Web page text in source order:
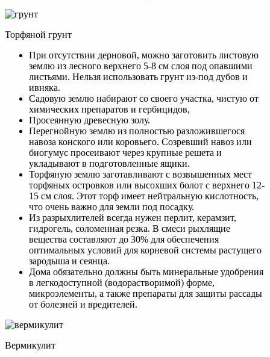
Торфяной грунт
При отсутствии дерновой, можно заготовить листовую
землю из лесного верхнего 5-8 см слоя под опавшими
листьями. Нельзя использовать грунт из-под дубов и
ивняка.
Садовую землю набирают со своего участка, чистую от
химических препаратов и гербицидов,
Просеянную древесную золу.
Перегнойную землю из полностью разложившегося
навоза конского или коровьего. Созревший навоз или
биогумус просеивают через крупные решета и
укладывают в подготовленные ящики.
Торфяную землю заготавливают с возвышенных мест
торфяных островков или высохших болот с верхнего 12-
15 см слоя. Этот торф имеет нейтральную кислотность,
что очень важно для земли под посадку.
Из разрыхлителей всегда нужен перлит, керамзит,
гидрогель, соломенная резка. В смеси рыхлящие
вещества составляют до 30% для обеспечения
оптимальных условий для корневой системы растущего
зародыша и сеянца.
Дома обязательно должны быть минеральные удобрения
в легкодоступной (водорастворимой) форме,
микроэлементы, а также препараты для защиты рассады
от болезней и вредителей.
Вермикулит